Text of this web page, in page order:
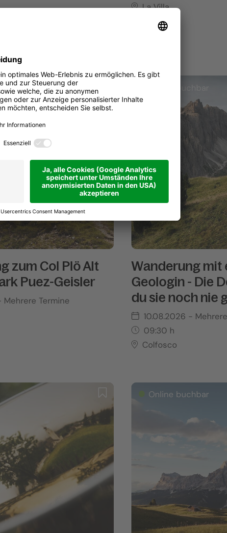
La Villa
zum Col Plö Alt
Puez-Geisler
Mehrere Termine
Online buchbar
Wanderung mit
Geologin - Die
du sie noch nie
10.08.2026 -
09:30 h
Colfosco
Online buchbar